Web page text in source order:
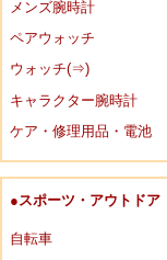
メンズ腕時計
ペアウォッチ
ウォッチ(⇒)
キャラクター腕時計
ケア・修理用品・電池
●スポーツ・アウトドア
自転車